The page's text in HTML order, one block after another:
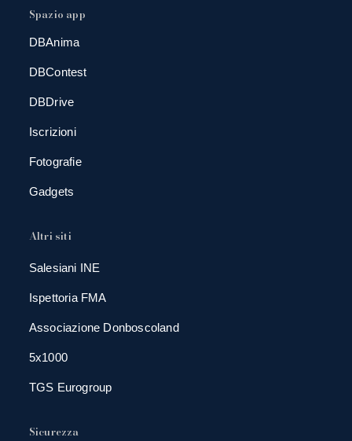
Spazio app
DBAnima
DBContest
DBDrive
Iscrizioni
Fotografie
Gadgets
Altri siti
Salesiani INE
Ispettoria FMA
Associazione Donboscoland
5x1000
TGS Eurogroup
Sicurezza